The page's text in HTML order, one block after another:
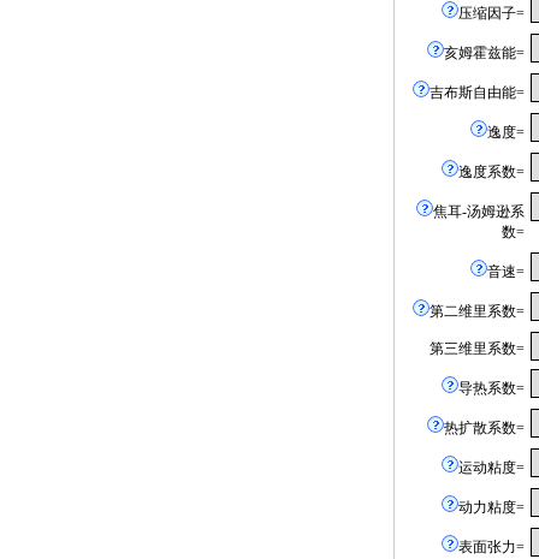
压缩因子=
亥姆霍兹能=
吉布斯自由能=
逸度=
逸度系数=
焦耳-汤姆逊系
数=
音速=
第二维里系数=
第三维里系数=
导热系数=
热扩散系数=
运动粘度=
动力粘度=
表面张力=